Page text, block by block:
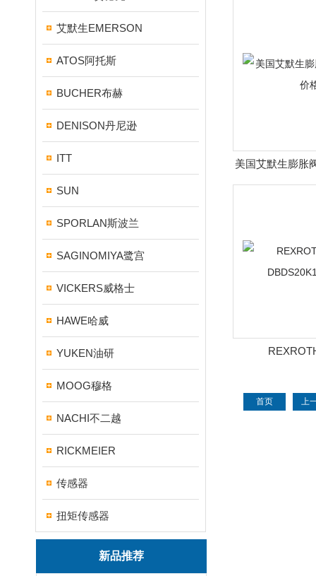
艾默生EMERSON
ATOS阿托斯
BUCHER布赫
DENISON丹尼逊
ITT
SUN
SPORLAN斯波兰
SAGINOMIYA鹭宫
VICKERS威格士
HAWE哈威
YUKEN油研
MOOG穆格
NACHI不二越
RICKMEIER
传感器
扭矩传感器
新品推荐
美国艾默生膨胀
首页 上